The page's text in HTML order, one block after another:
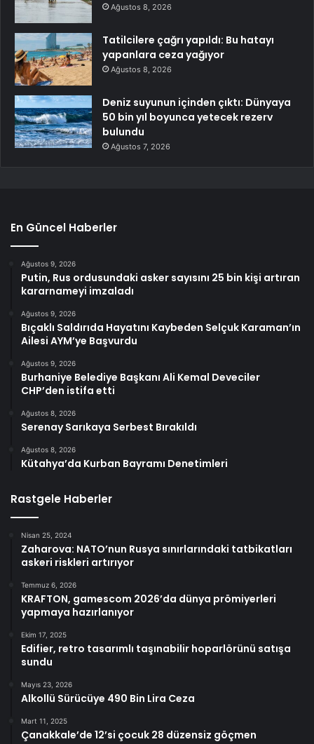
Ağustos 8, 2026
Tatilcilere çağrı yapıldı: Bu hatayı
yapanlara ceza yağıyor
Ağustos 8, 2026
Deniz suyunun içinden çıktı: Dünyaya
50 bin yıl boyunca yetecek rezerv
bulundu
Ağustos 7, 2026
En Güncel Haberler
Ağustos 9, 2026
Putin, Rus ordusundaki asker sayısını 25 bin kişi artıran
kararnameyi imzaladı
Ağustos 9, 2026
Bıçaklı Saldırıda Hayatını Kaybeden Selçuk Karaman’ın
Ailesi AYM’ye Başvurdu
Ağustos 9, 2026
Burhaniye Belediye Başkanı Ali Kemal Deveciler
CHP’den istifa etti
Ağustos 8, 2026
Serenay Sarıkaya Serbest Bırakıldı
Ağustos 8, 2026
Kütahya’da Kurban Bayramı Denetimleri
Rastgele Haberler
Nisan 25, 2024
Zaharova: NATO’nun Rusya sınırlarındaki tatbikatları
askeri riskleri artırıyor
Temmuz 6, 2026
KRAFTON, gamescom 2026’da dünya prömiyerleri
yapmaya hazırlanıyor
Ekim 17, 2025
Edifier, retro tasarımlı taşınabilir hoparlörünü satışa
sundu
Mayıs 23, 2026
Alkollü Sürücüye 490 Bin Lira Ceza
Mart 11, 2025
Çanakkale’de 12’si çocuk 28 düzensiz göçmen